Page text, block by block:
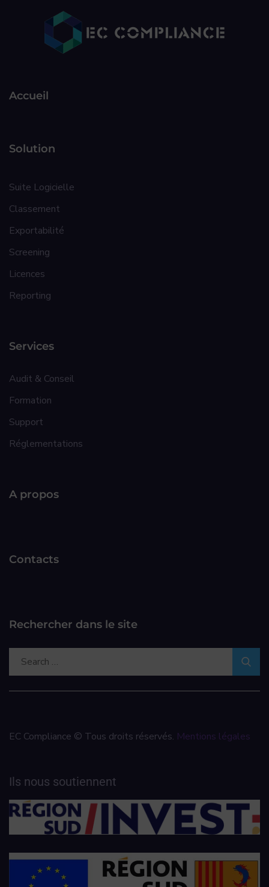
Accueil
Solution
Suite Logicielle
Classement
Exportabilité
Screening
Licences
Reporting
Services
Audit & Conseil
Formation
Support
Réglementations
A propos
Contacts
Rechercher dans le site
EC Compliance © Tous droits réservés. Mentions légales
Ils nous soutiennent